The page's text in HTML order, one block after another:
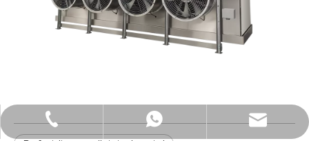
Tél : +86-13901531913
WhatsApp : +86-13901531913
Courriel : Lucas.xu@stelxtech.com